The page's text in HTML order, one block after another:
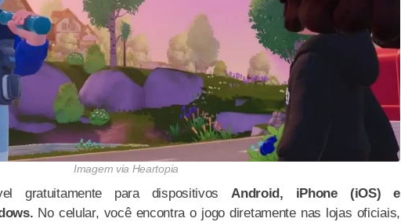
Imagem via Heartopia
gratuitamente para dispositivosAndroid, iPhone (iOS) e
No celular, você encontra o jogo diretamente nas lojas oficiais,